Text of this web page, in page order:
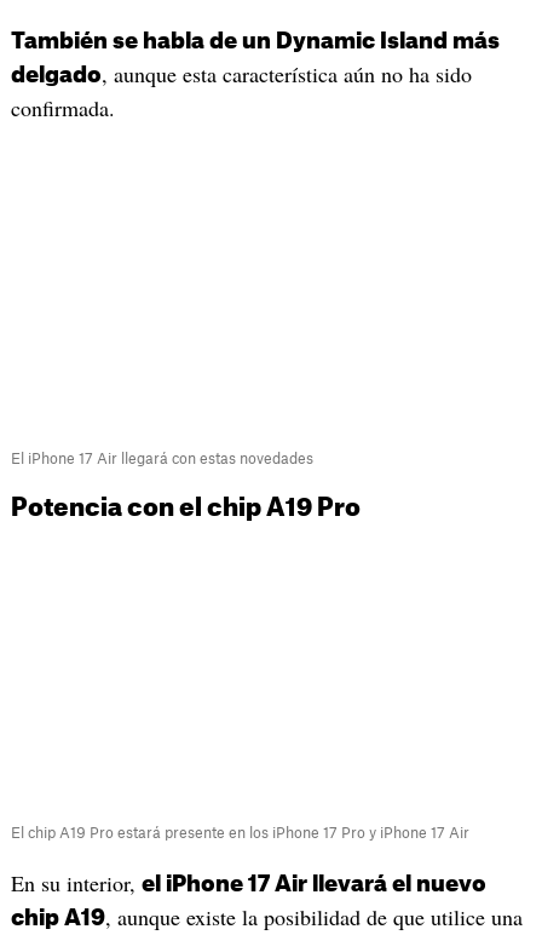
También se habla de un Dynamic Island más
delgado, aunque esta característica aún no ha sido
confirmada.
El iPhone 17 Air llegará con estas novedades
Potencia con el chip A19 Pro
El chip A19 Pro estará presente en los iPhone 17 Pro y iPhone 17 Air
En su interior, el iPhone 17 Air llevará el nuevo
chip A19, aunque existe la posibilidad de que utilice una